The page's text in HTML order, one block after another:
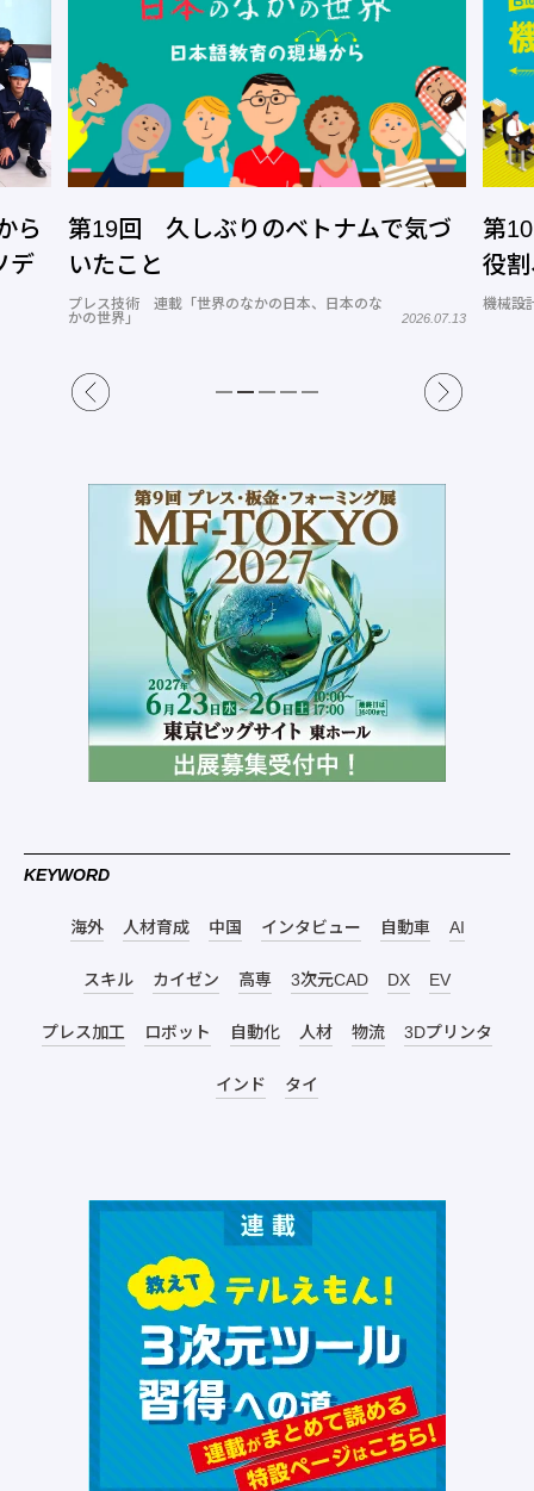
ら
デ
第19回 久しぶりのベトナムで気づ
いたこと
プレス技術 連載「世界のなかの日本、日本のな
かの世界」
2026.07.13
第
役
機械設
KEYWORD
海外 人材育成 中国 インタビュー 自動車 AI
スキル カイゼン 高専 3次元CAD DX EV
プレス加工 ロボット 自動化 人材 物流 3Dプリンタ
インド タイ